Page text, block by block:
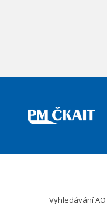
Vyhledávání AO